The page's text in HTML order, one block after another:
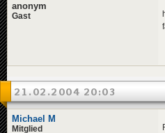
anonym
Gast
21.02.2004 20:03
Michael M
Mitglied